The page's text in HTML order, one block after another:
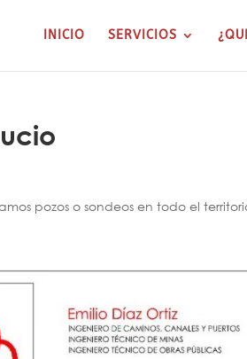
INICIO SERVICIOS
pozos o sondeos en todo el